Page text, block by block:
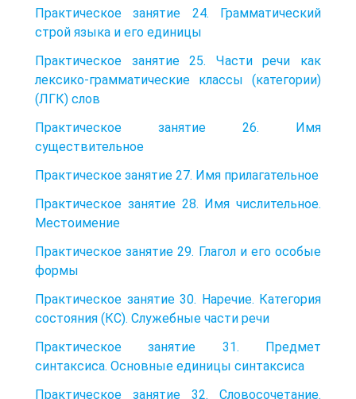
Практическое занятие 24. Грамматический
строй языка и его единицы
Практическое занятие 25. Части речи как
лексико-грамматические классы (категории)
(ЛГК) слов
Практическое занятие 26. Имя
существительное
Практическое занятие 27. Имя прилагательное
Практическое занятие 28. Имя числительное.
Местоимение
Практическое занятие 29. Глагол и его особые
формы
Практическое занятие 30. Наречие. Категория
состояния (КС). Служебные части речи
Практическое занятие 31. Предмет
синтаксиса. Основные единицы синтаксиса
Практическое занятие 32. Словосочетание.